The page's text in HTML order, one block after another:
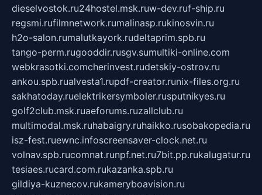
dieselvostok.ru24hostel.msk.ruw-dev.ruf-ship.ru
regsmi.rufilmnetwork.rumalinasp.rukinosvin.ru
h2o-salon.rumalutkayork.rudeltaprim.spb.ru
tango-perm.rugooddir.rusgv.sumultiki-online.com
webkrasotki.comcherinvest.rudetskiy-ostrov.ru
ankou.spb.rualvesta1.rupdf-creator.runix-files.org.ru
sakhatoday.ruelektrikersymboler.rusputnikyes.ru
golf2club.msk.ruaeforums.ruzallclub.ru
multimodal.msk.ruhabaigry.ruhaikko.rusobakopedia.ru
isz-fest.ruewnc.infoscreensaver-clock.net.ru
volnav.spb.rucomnat.runpf.net.ru7bit.pp.rukalugatur.ru
tesiaes.rucard.com.rukazanka.spb.ru
gildiya-kuznecov.rukameryboavision.ru